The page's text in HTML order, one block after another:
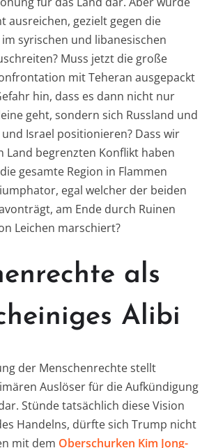
ausreichen, gezielt gegen die
syrischen und libanesischen
Muss jetzt die große
mit Teheran ausgepackt
hin, dass es dann nicht nur
geht, sondern sich Russland und
Israel positionieren? Dass wir
Land begrenzten Konflikt haben
gesamte Region in Flammen
egal welcher der beiden
am Ende durch Ruinen
Leichen marschiert?
als
Alibi
der Menschenrechte stellt
Auslöser für die Aufkündigung
Stünde tatsächlich diese Vision
Handelns, dürfte sich Trump nicht
mit dem Oberschurken Kim Jong-